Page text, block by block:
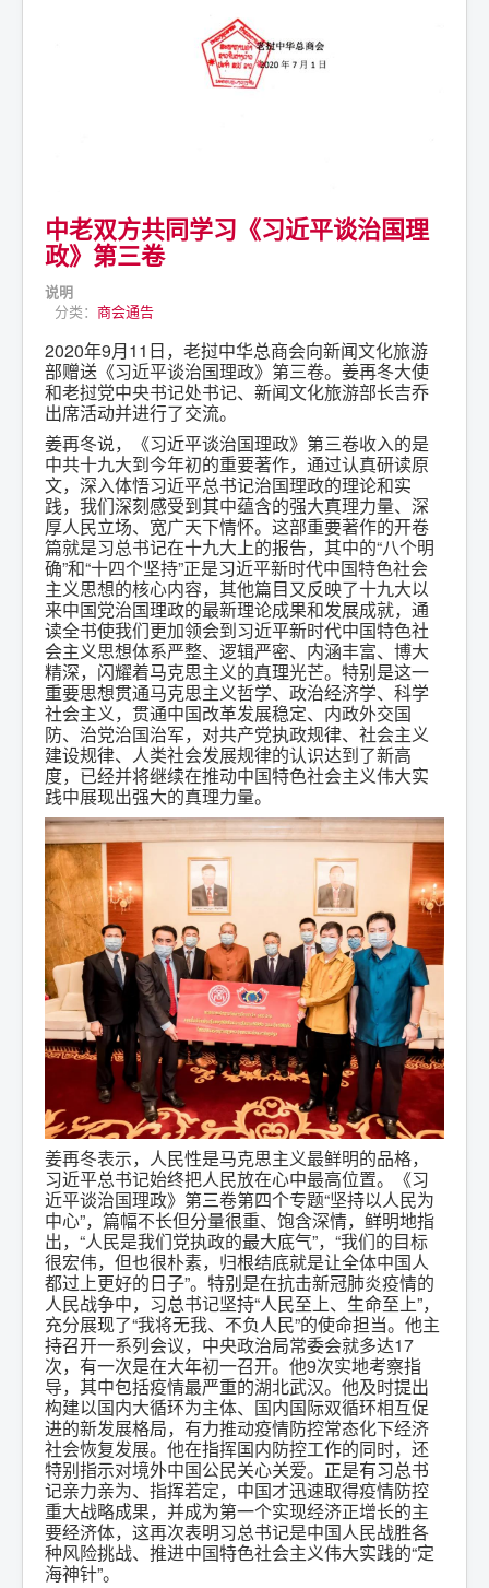
中老双方共同学习《习近平谈治国理
政》第三卷
说明
分类： 商会通告
2020年9月11日，老挝中华总商会向新闻文化旅游
部赠送《习近平谈治国理政》第三卷。姜再冬大使
和老挝党中央书记处书记、新闻文化旅游部长吉乔
出席活动并进行了交流。
姜再冬说，《习近平谈治国理政》第三卷收入的是
中共十九大到今年初的重要著作，通过认真研读原
文，深入体悟习近平总书记治国理政的理论和实
践，我们深刻感受到其中蕴含的强大真理力量、深
厚人民立场、宽广天下情怀。这部重要著作的开卷
篇就是习总书记在十九大上的报告，其中的“八个明
确”和“十四个坚持”正是习近平新时代中国特色社会
主义思想的核心内容，其他篇目又反映了十九大以
来中国党治国理政的最新理论成果和发展成就，通
读全书使我们更加领会到习近平新时代中国特色社
会主义思想体系严整、逻辑严密、内涵丰富、博大
精深，闪耀着马克思主义的真理光芒。特别是这一
重要思想贯通马克思主义哲学、政治经济学、科学
社会主义，贯通中国改革发展稳定、内政外交国
防、治党治国治军，对共产党执政规律、社会主义
建设规律、人类社会发展规律的认识达到了新高
度，已经并将继续在推动中国特色社会主义伟大实
践中展现出强大的真理力量。
姜再冬表示，人民性是马克思主义最鲜明的品格，
习近平总书记始终把人民放在心中最高位置。《习
近平谈治国理政》第三卷第四个专题“坚持以人民为
中心”，篇幅不长但分量很重、饱含深情，鲜明地指
出，“人民是我们党执政的最大底气”，“我们的目标
很宏伟，但也很朴素，归根结底就是让全体中国人
都过上更好的日子”。特别是在抗击新冠肺炎疫情的
人民战争中，习总书记坚持“人民至上、生命至上”，
充分展现了“我将无我、不负人民”的使命担当。他主
持召开一系列会议，中央政治局常委会就多达17
次，有一次是在大年初一召开。他9次实地考察指
导，其中包括疫情最严重的湖北武汉。他及时提出
构建以国内大循环为主体、国内国际双循环相互促
进的新发展格局，有力推动疫情防控常态化下经济
社会恢复发展。他在指挥国内防控工作的同时，还
特别指示对境外中国公民关心关爱。正是有习总书
记亲力亲为、指挥若定，中国才迅速取得疫情防控
重大战略成果，并成为第一个实现经济正增长的主
要经济体，这再次表明习总书记是中国人民战胜各
种风险挑战、推进中国特色社会主义伟大实践的“定
海神针”。